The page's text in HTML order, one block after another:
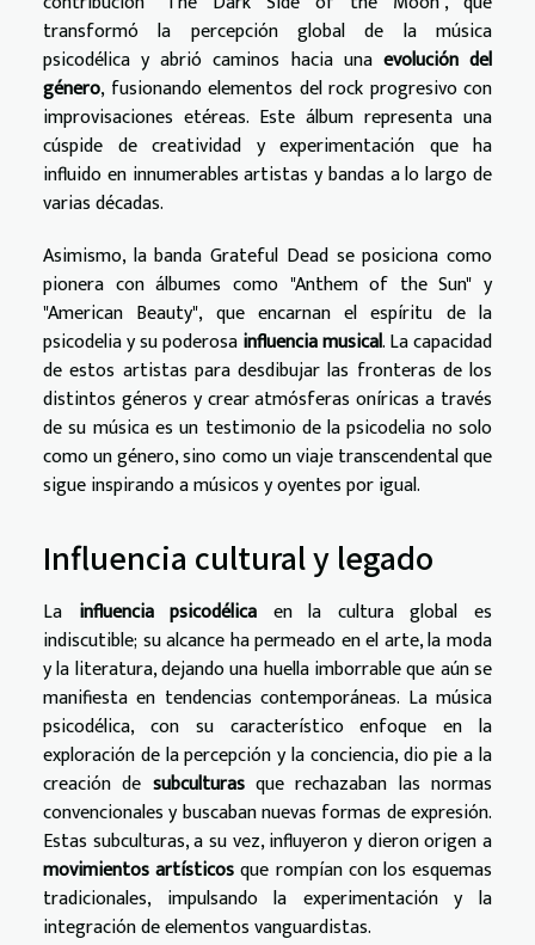
transformó la percepción global de la música
psicodélica y abrió caminos hacia una evolución del
género, fusionando elementos del rock progresivo con
improvisaciones etéreas. Este álbum representa una
cúspide de creatividad y experimentación que ha
influido en innumerables artistas y bandas a lo largo de
varias décadas.
Asimismo, la banda Grateful Dead se posiciona como
pionera con álbumes como "Anthem of the Sun" y
"American Beauty", que encarnan el espíritu de la
psicodelia y su poderosainfluencia musical. La capacidad
de estos artistas para desdibujar las fronteras de los
distintos géneros y crear atmósferas oníricas a través
de su música es un testimonio de la psicodelia no solo
como un género, sino como un viaje transcendental que
sigue inspirando a músicos y oyentes por igual.
Influencia cultural y legado
La influencia psicodélica en la cultura global es
indiscutible; su alcance ha permeado en el arte, la moda
y la literatura, dejando una huella imborrable que aún se
manifiesta en tendencias contemporáneas. La música
psicodélica, con su característico enfoque en la
exploración de la percepción y la conciencia, dio pie a la
creación de subculturasque rechazaban las normas
convencionales y buscaban nuevas formas de expresión.
Estas subculturas, a su vez, influyeron y dieron origen a
movimientos artísticosque rompían con los esquemas
tradicionales, impulsando la experimentación y la
integración de elementos vanguardistas.